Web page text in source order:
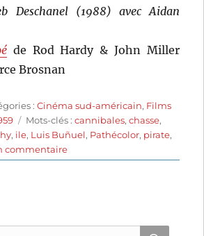
Deschanel (1988) avec Aidan
de Rod Hardy & John Miller
Brosnan
:Cinéma sud-américain, Films
Étiquettes
Mots-clés :cannibales,chasse,
, ile, Luis Buñuel, Pathécolor, pirate,
commentairesur
Les